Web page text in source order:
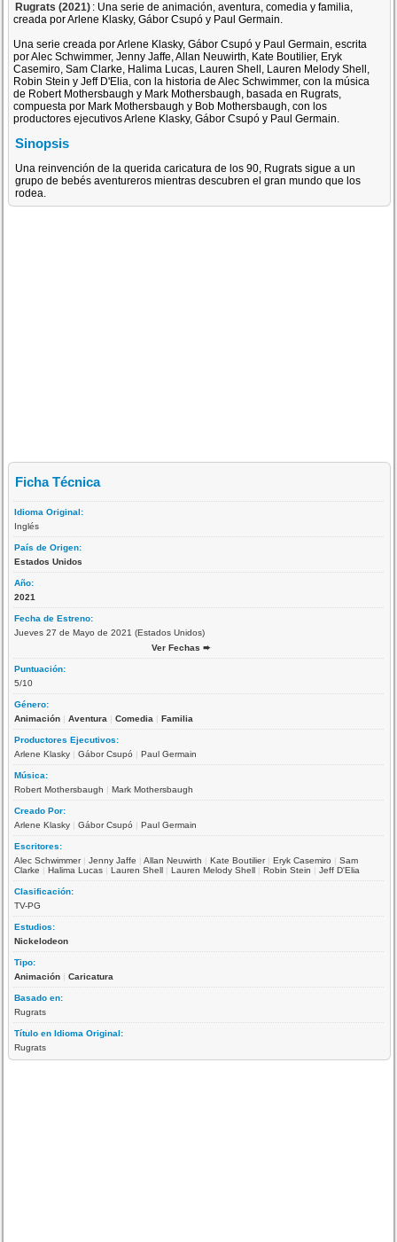
Rugrats (2021) : Una serie de animación, aventura, comedia y familia,
creada por Arlene Klasky, Gábor Csupó y Paul Germain.
Una serie creada por Arlene Klasky, Gábor Csupó y Paul Germain, escrita
por Alec Schwimmer, Jenny Jaffe, Allan Neuwirth, Kate Boutilier, Eryk
Casemiro, Sam Clarke, Halima Lucas, Lauren Shell, Lauren Melody Shell,
Robin Stein y Jeff D'Elia, con la historia de Alec Schwimmer, con la música
de Robert Mothersbaugh y Mark Mothersbaugh, basada en Rugrats,
compuesta por Mark Mothersbaugh y Bob Mothersbaugh, con los
productores ejecutivos Arlene Klasky, Gábor Csupó y Paul Germain.
Sinopsis
Una reinvención de la querida caricatura de los 90, Rugrats sigue a un
grupo de bebés aventureros mientras descubren el gran mundo que los
rodea.
Ficha Técnica
Idioma Original:
Inglés
País de Origen:
Estados Unidos
Año:
2021
Fecha de Estreno:
Jueves 27 de Mayo de 2021 (Estados Unidos)
Ver Fechas ➨
Puntuación:
5/10
Género:
Animación |Aventura |Comedia |Familia
Productores Ejecutivos:
Arlene Klasky |Gábor Csupó |Paul Germain
Música:
Robert Mothersbaugh |Mark Mothersbaugh
Creado Por:
Arlene Klasky |Gábor Csupó |Paul Germain
Escritores:
Alec Schwimmer|Jenny Jaffe |Allan Neuwirth |Kate Boutilier|Eryk Casemiro |Sam
Clarke |Halima Lucas |Lauren Shell |Lauren Melody Shell |Robin Stein |Jeff D'Elia
Clasificación:
TV-PG
Estudios:
Nickelodeon
Tipo:
Animación |Caricatura
Basado en:
Rugrats
Título en Idioma Original:
Rugrats